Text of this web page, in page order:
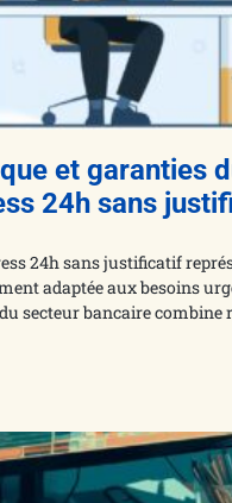
et garanties
24h sans
24h sans justificatif
adaptée aux besoins
secteur bancaire combine